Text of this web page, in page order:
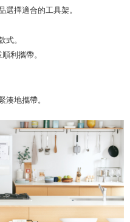
選擇適合的工具架。
式。
利攜帶。
湊地攜帶。